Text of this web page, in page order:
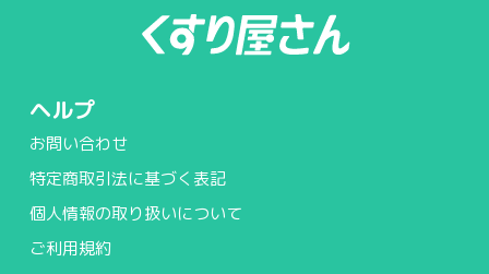
ヘルプ
お問い合わせ
特定商取引法に基づく表記
個人情報の取り扱いについて
ご利用規約